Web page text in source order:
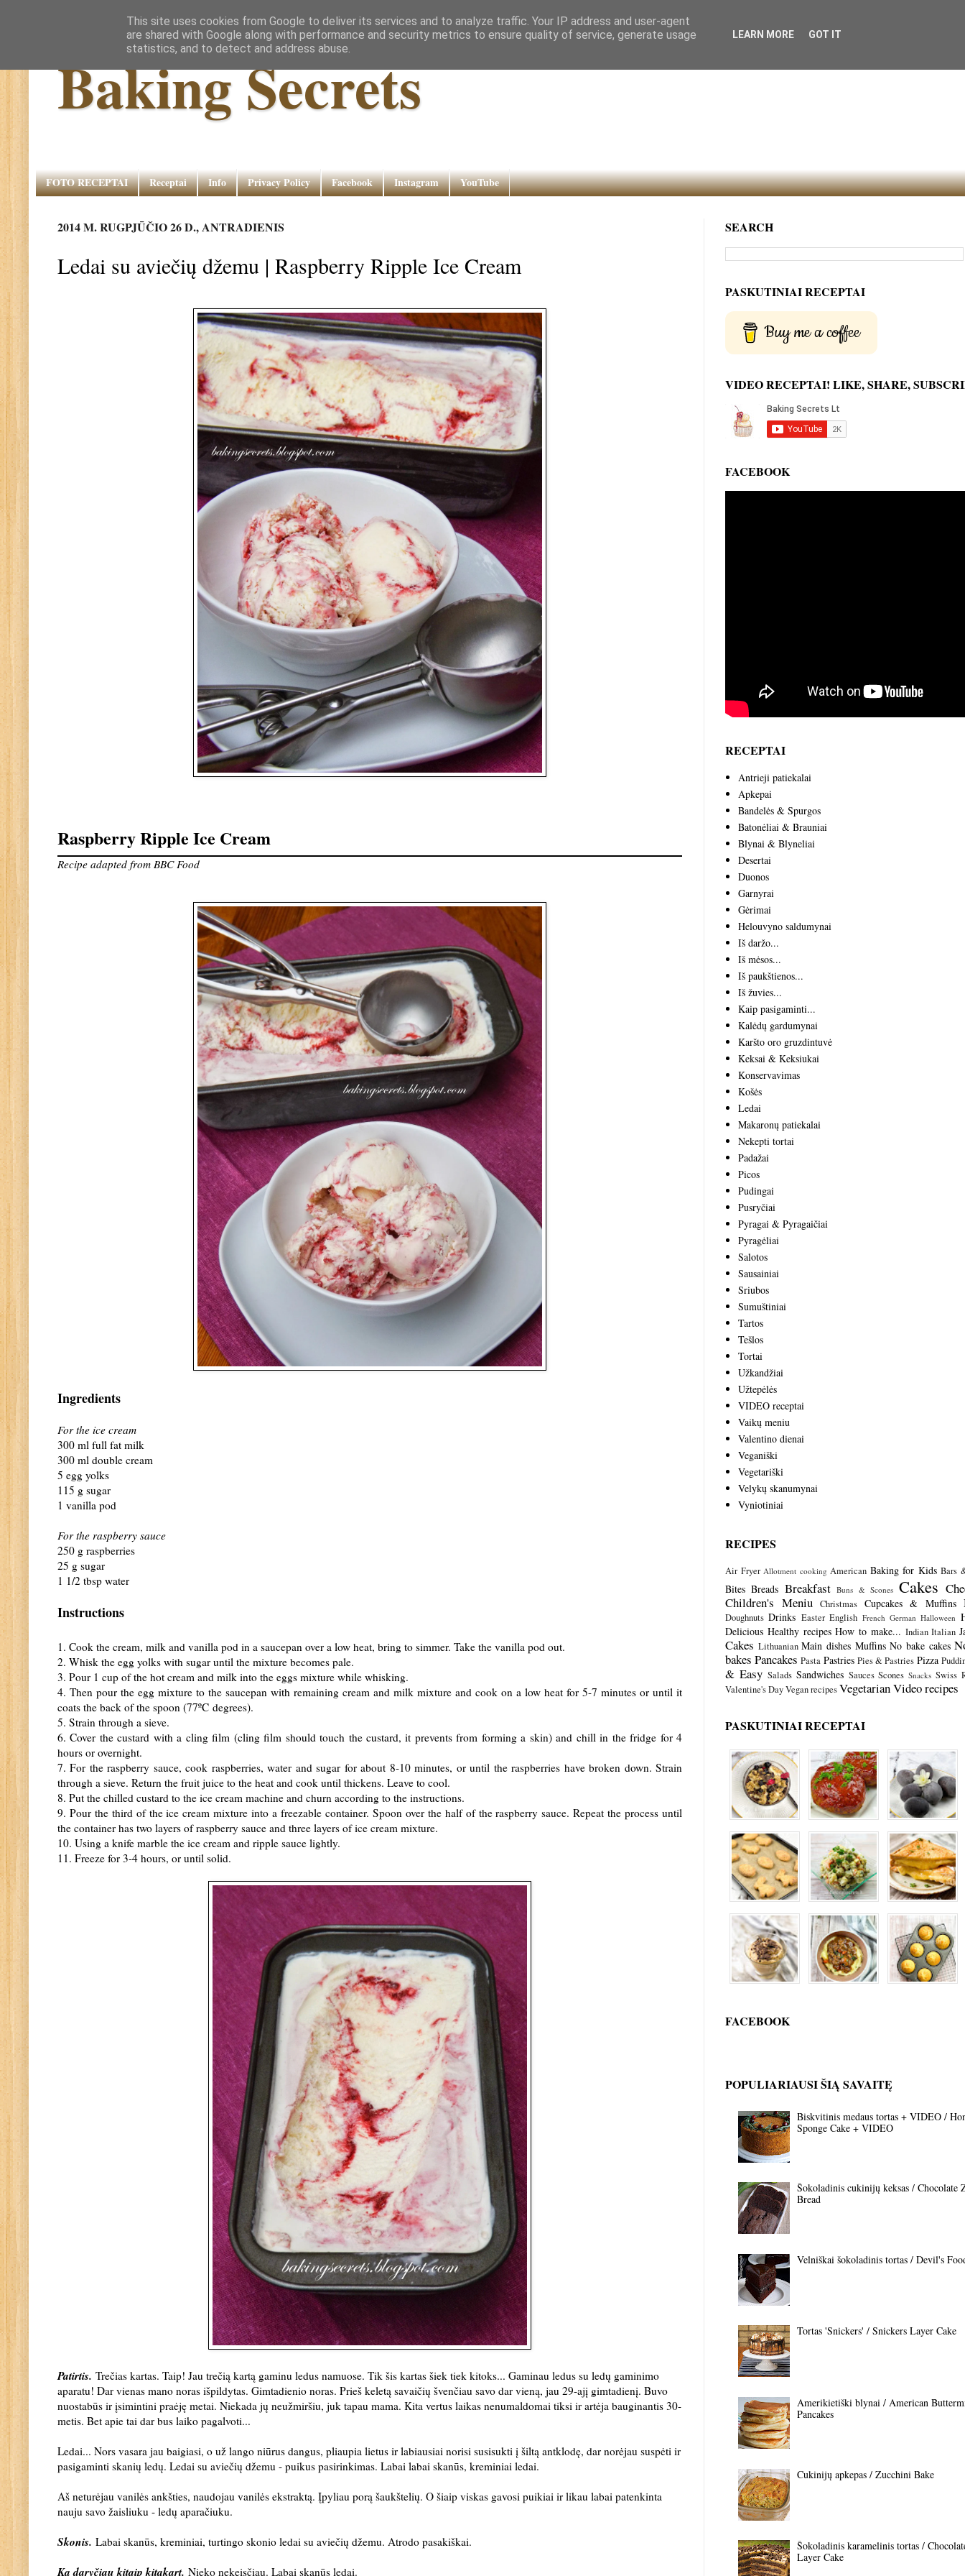
Baking Secrets
FOTO RECEPTAI Receptai Info Privacy Policy Facebook Instagram YouTube
2014 M. RUGPJŪČIO 26 D., ANTRADIENIS
Ledai su aviečių džemu | Raspberry Ripple Ice Cream
Raspberry Ripple Ice Cream
Recipe adapted from BBC Food
Ingredients
For the ice cream
300 ml full fat milk
300 ml double cream
5 egg yolks
115 g sugar
1 vanilla pod
For the raspberry sauce
250 g raspberries
25 g sugar
1 1/2 tbsp water
Instructions
1. Cook the cream, milk and vanilla pod in a saucepan over a low heat, bring to simmer. Take the vanilla pod out.
2. Whisk the egg yolks with sugar until the mixture becomes pale.
3. Pour 1 cup of the hot cream and milk into the eggs mixture while whisking.
4. Then pour the egg mixture to the saucepan with remaining cream and milk mixture and cook on a low heat for 5-7 minutes or until it
coats the back of the spoon (77ºC degrees).
5. Strain through a sieve.
6. Cover the custard with a cling film (cling film should touch the custard, it prevents from forming a skin) and chill in the fridge for 4
hours or overnight.
7. For the raspberry sauce, cook raspberries, water and sugar for about 8-10 minutes, or until the raspberries have broken down. Strain
through a sieve. Return the fruit juice to the heat and cook until thickens. Leave to cool.
8. Put the chilled custard to the ice cream machine and churn according to the instructions.
9. Pour the third of the ice cream mixture into a freezable container. Spoon over the half of the raspberry sauce. Repeat the process until
the container has two layers of raspberry sauce and three layers of ice cream mixture.
10. Using a knife marble the ice cream and ripple sauce lightly.
11. Freeze for 3-4 hours, or until solid.
Patirtis. Trečias kartas. Taip! Jau trečią kartą gaminu ledus namuose. Tik šis kartas šiek tiek kitoks... Gaminau ledus su ledų gaminimo
aparatu! Dar vienas mano noras išpildytas. Gimtadienio noras. Prieš keletą savaičių švenčiau savo dar vieną, jau 29-ajį gimtadienį. Buvo
nuostabūs ir įsimintini praėję metai. Niekada jų neužmiršiu, juk tapau mama. Kita vertus laikas nenumaldomai tiksi ir artėja bauginantis 30-
metis. Bet apie tai dar bus laiko pagalvoti...
Ledai... Nors vasara jau baigiasi, o už lango niūrus dangus, pliaupia lietus ir labiausiai norisi susisukti į šiltą antklodę, dar norėjau suspėti ir
pasigaminti skanių ledų. Ledai su aviečių džemu - puikus pasirinkimas. Labai labai skanūs, kreminiai ledai.
Aš neturėjau vanilės ankšties, naudojau vanilės ekstraktą. Įpyliau porą šaukštelių. O šiaip viskas gavosi puikiai ir likau labai patenkinta
nauju savo žaisliuku - ledų aparačiuku.
Skonis. Labai skanūs, kreminiai, turtingo skonio ledai su aviečių džemu. Atrodo pasakiškai.
Ką daryčiau kitaip kitąkart. Nieko nekeisčiau. Labai skanūs ledai.
SEARCH
PASKUTINIAI RECEPTAI
Buy me a coffee
VIDEO RECEPTAI! LIKE, SHARE,
FACEBOOK
RECEPTAI
Antrieji patiekalai
Apkepai
Bandelės & Spurgos
Batonėliai & Brauniai
Blynai & Blyneliai
Desertai
Duonos
Garnyrai
Gėrimai
Helouvyno saldumynai
Iš daržo...
Iš mėsos...
Iš paukštienos...
Iš žuvies...
Kaip pasigaminti...
Kalėdų gardumynai
Karšto oro gruzdintuvė
Keksai & Keksiukai
Konservavimas
Košės
Ledai
Makaronų patiekalai
Nekepti tortai
Padažai
Picos
Pudingai
Pusryčiai
Pyragai & Pyragaičiai
Pyragėliai
Salotos
Sausainiai
Sriubos
Sumuštiniai
Tartos
Tešlos
Tortai
Užkandžiai
Užtepėlės
VIDEO receptai
Vaikų meniu
Valentino dienai
Veganiški
Vegetariški
Velykų skanumynai
Vyniotiniai
RECIPES
Air Fryer Allotment cooking American Baking for Kids Bars
Bites Breads Breakfast Buns & Scones Cakes
Children's Meniu
Christmas Cupcakes & Muffins
Doughnuts Drinks Easter English French German Halloween
Delicious Healthy recipes How to make... Indian Italian
Cakes Lithuanian Main dishes Muffins No bake cakes
bakes Pancakes Pasta Pastries Pies & Pastries Pizza
& Easy Salads Sandwiches Sauces Scones Snacks Swiss
Valentine's DayVegan recipesVegetarianVideo recipes
PASKUTINIAI RECEPTAI
FACEBOOK
POPULIARIAUSI ŠIĄ SAVAITĘ
Biskvitinis medaus tortas + VIDEO /
Sponge Cake + VIDEO
Šokoladinis cukinijų keksas / Chocolate
Bread
Velniškai šokoladinis tortas / Devil's
Tortas 'Snickers' / Snickers Layer Cake
Amerikietiški blynai / American
Pancakes
Cukinijų apkepas / Zucchini Bake
Šokoladinis karamelinis tortas /
Layer Cake
This site uses cookies from Google to deliver its services and to analyze traffic. Your IP address and user-agent
are shared with Google along with performance and security metrics to ensure quality of service, generate usage
statistics, and to detect and address abuse.
LEARN MORE GOT IT